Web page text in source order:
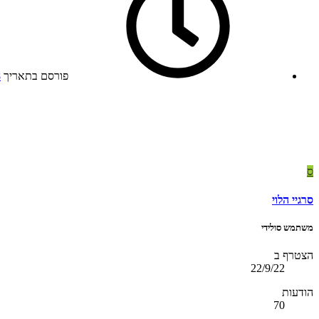
פורסם בתאריך
ס
סרגיי הלוי
משתמש סולידי
הצטרף ב
22/9/22
הודעות
70